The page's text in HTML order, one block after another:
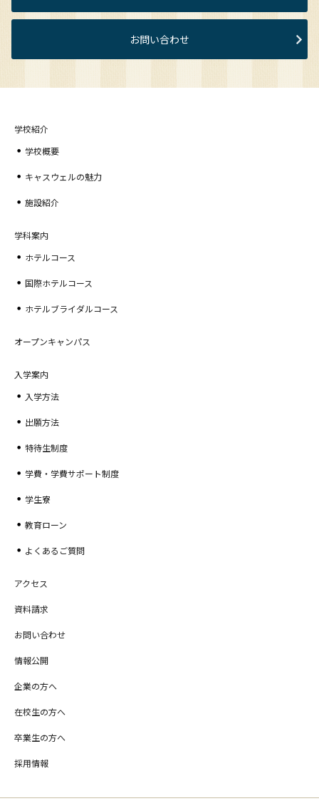
お問い合わせ
学校紹介
学校概要
キャスウェルの魅力
施設紹介
学科案内
ホテルコース
国際ホテルコース
ホテルブライダルコース
オープンキャンパス
入学案内
入学方法
出願方法
特待生制度
学費・学費サポート制度
学生寮
教育ローン
よくあるご質問
アクセス
資料請求
お問い合わせ
情報公開
企業の方へ
在校生の方へ
卒業生の方へ
採用情報